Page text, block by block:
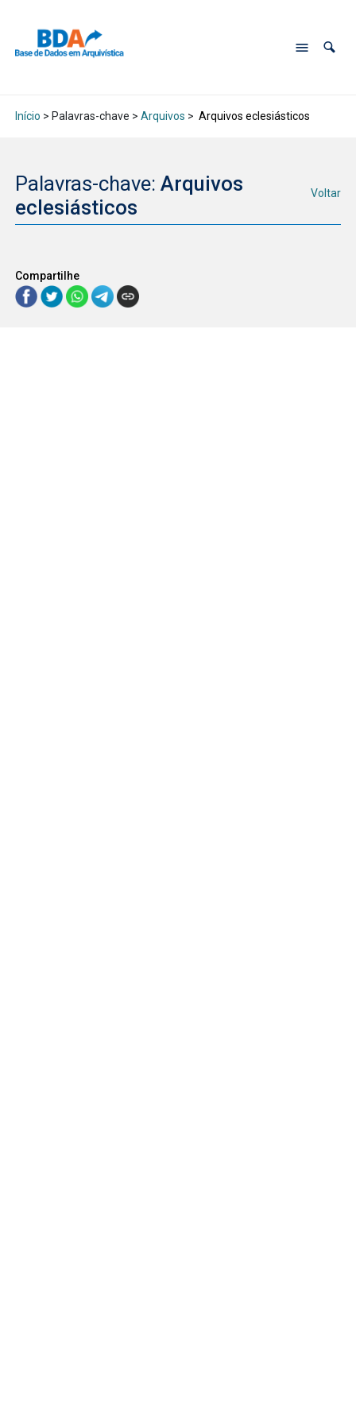
Início > Palavras-chave > Arquivos > Arquivos eclesiásticos
Palavras-chave: Arquivos
eclesiásticos
Voltar
Compartilhe